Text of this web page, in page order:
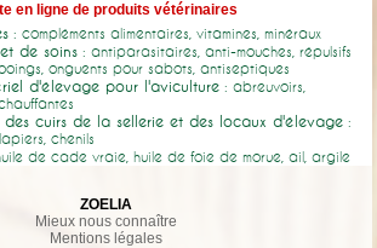
en ligne de produits vétérinaires
: compléments alimentaires, vitamines, minéraux
de soins : antiparasitaires, anti-mouches, répulsifs
onguents pour sabots, antiseptiques
d'élevage pour l'aviculture : abreuvoirs,
des cuirs de la sellerie et des locaux d'élevage :
chenils
de cade vraie, huile de foie de morue, ail, argile
ZOELIA
Mieux nous connaître
Mentions légales